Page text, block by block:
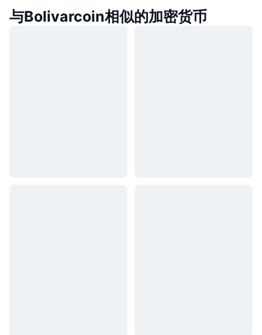
与Bolivarcoin相似的加密货币